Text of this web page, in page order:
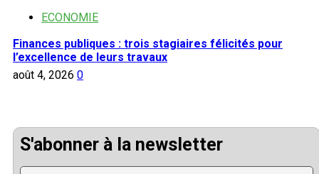
ECONOMIE
Finances publiques : trois stagiaires félicités pour
l’excellence de leurs travaux
août 4, 2026 0
S'abonner à la newsletter